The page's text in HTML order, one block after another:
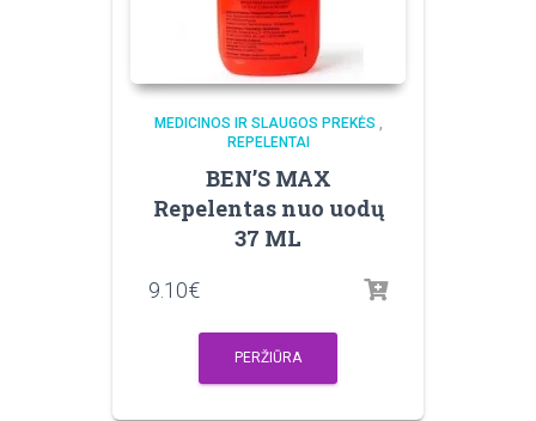
MEDICINOS IR SLAUGOS PREKĖS ,
REPELENTAI
BEN’S MAX
Repelentas nuo uodų
37 ML
9.10€
PERŽIŪRA